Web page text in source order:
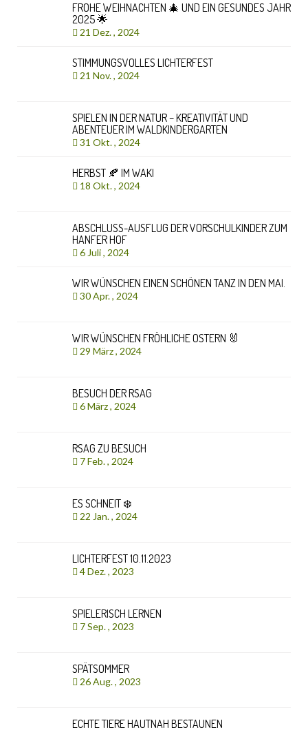
FROHE WEIHNACHTEN 🎄 UND EIN GESUNDES JAHR
2025 🌟
21 Dez. , 2024
STIMMUNGSVOLLES LICHTERFEST
21 Nov. , 2024
SPIELEN IN DER NATUR – KREATIVITÄT UND
ABENTEUER IM WALDKINDERGARTEN
31 Okt. , 2024
HERBST 🍂 IM WAKI
18 Okt. , 2024
ABSCHLUSS-AUSFLUG DER VORSCHULKINDER ZUM
HANFER HOF
6 Juli , 2024
WIR WÜNSCHEN EINEN SCHÖNEN TANZ IN DEN MAI.
30 Apr. , 2024
WIR WÜNSCHEN FRÖHLICHE OSTERN 🐰
29 März , 2024
BESUCH DER RSAG
6 März , 2024
RSAG ZU BESUCH
7 Feb. , 2024
ES SCHNEIT ❄️
22 Jan. , 2024
LICHTERFEST 10.11.2023
4 Dez. , 2023
SPIELERISCH LERNEN
7 Sep. , 2023
SPÄTSOMMER
26 Aug. , 2023
ECHTE TIERE HAUTNAH BESTAUNEN